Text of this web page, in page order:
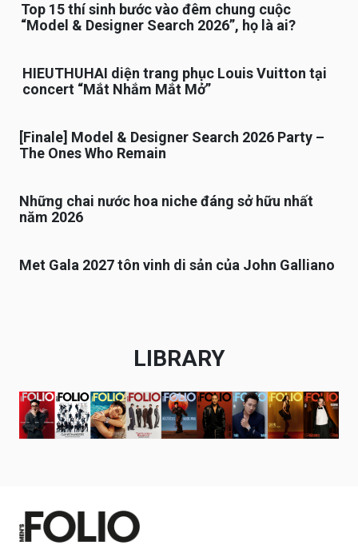
Top 15 thí sinh bước vào đêm chung cuộc
“Model & Designer Search 2026”, họ là ai?
HIEUTHUHAI diện trang phục Louis Vuitton tại
concert “Mắt Nhắm Mắt Mở”
[Finale] Model & Designer Search 2026 Party –
The Ones Who Remain
Những chai nước hoa niche đáng sở hữu nhất
năm 2026
Met Gala 2027 tôn vinh di sản của John Galliano
LIBRARY